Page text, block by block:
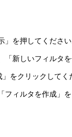
を押してください
新しいフィルタを
をクリックしてく
ィルタを作成」を